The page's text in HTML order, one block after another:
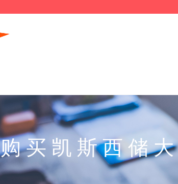
购买凯斯西储